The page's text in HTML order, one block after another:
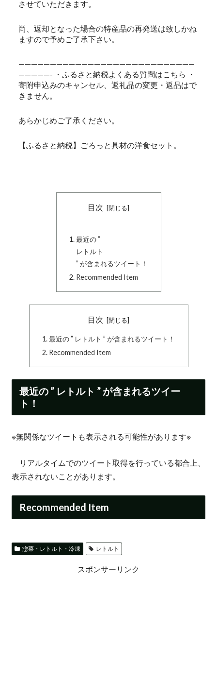
させていただきます。
尚、返却となった場合の特産品の再発送は致しかね
ますので予めご了承下さい。
————————————————————————————
—————- ・ふるさと納税よくある質問はこちら ・
寄附申込みのキャンセル、返礼品の変更・返品はで
きません。
あらかじめご了承ください。
【ふるさと納税】ごろっと具材の洋食セット。
目次
最近の ”
レトルト
” が含まれるツイート！
Recommended Item
目次
最近の ” レトルト ” が含まれるツイート！
Recommended Item
最近の ” レトルト ” が含まれるツイー
ト！
※無関係なツイートも表示される可能性があります※
リアルタイムでのツイート取得を行っている都合上、
表示されないことがあります。
Recommended Item
惣菜・レトルト・冷凍 レトルト
スポンサーリンク